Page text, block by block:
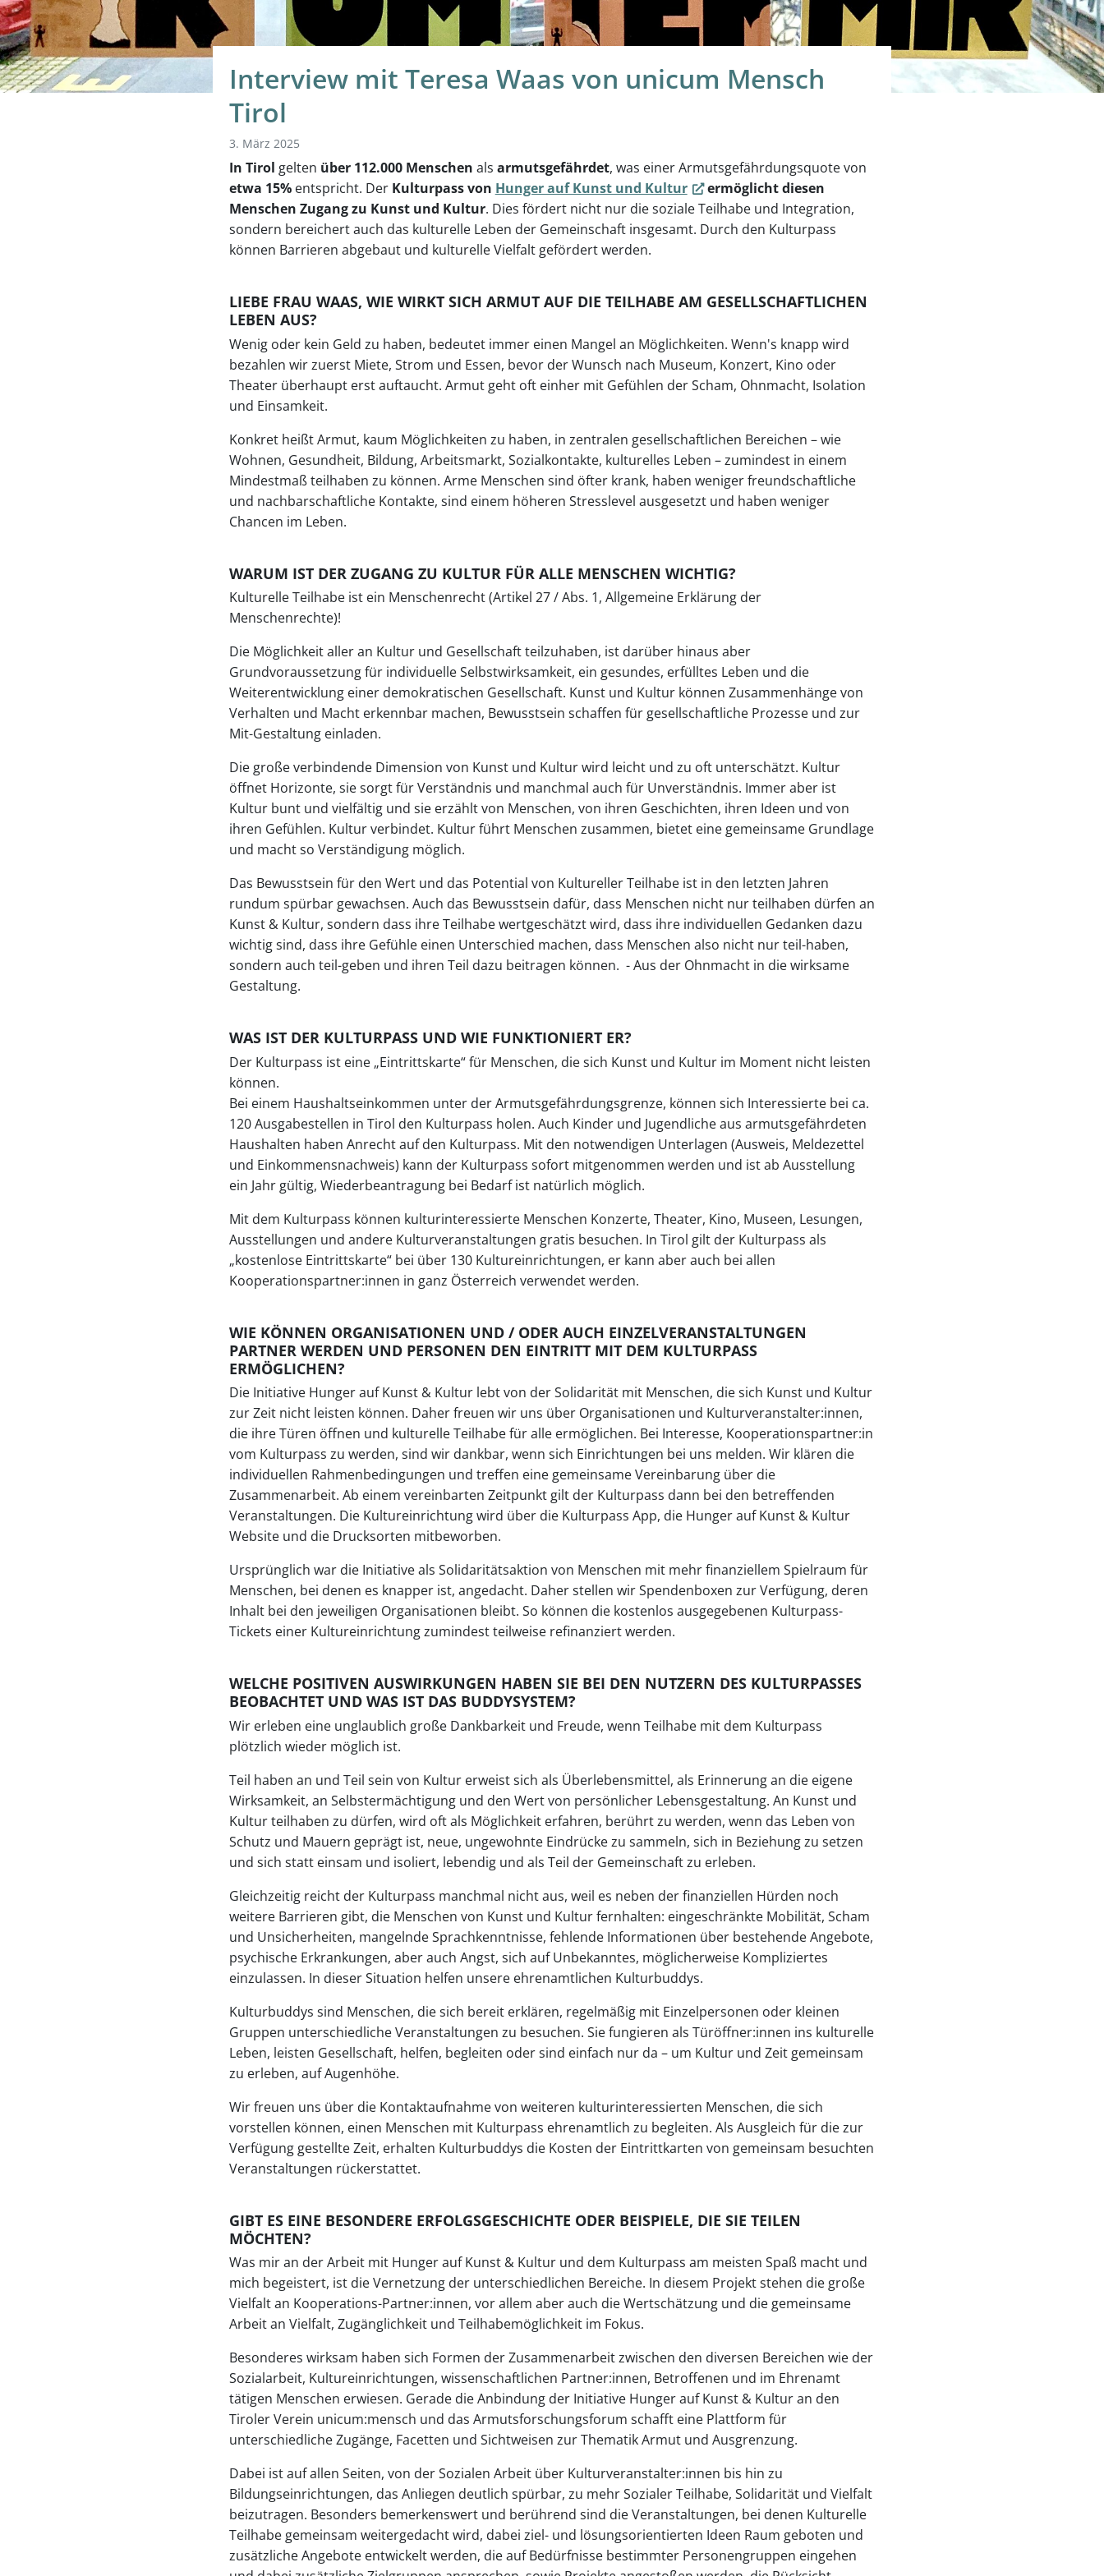
Interview mit Teresa Waas von unicum Mensch
Tirol
3. März 2025
In Tirol gelten über 112.000 Menschen als armutsgefährdet, was einer Armutsgefährdungsquote von
etwa 15% entspricht. DerKulturpass von Hunger auf Kunst und Kultur
ermöglicht diesen
Menschen Zugang zu Kunst und Kultur. Dies fördert nicht nur die soziale Teilhabe und Integration,
sondern bereichert auch das kulturelle Leben der Gemeinschaft insgesamt. Durch den Kulturpass
können Barrieren abgebaut und kulturelle Vielfalt gefördert werden.
LIEBE FRAU WAAS, WIE WIRKT SICH ARMUT AUF DIE TEILHABE AM GESELLSCHAFTLICHEN
LEBEN AUS?
Wenig oder kein Geld zu haben, bedeutet immer einen Mangel an Möglichkeiten. Wenn's knapp wird
bezahlen wir zuerst Miete, Strom und Essen, bevor der Wunsch nach Museum, Konzert, Kino oder
Theater überhaupt erst auftaucht. Armut geht oft einher mit Gefühlen der Scham, Ohnmacht, Isolation
und Einsamkeit.
Konkret heißt Armut, kaum Möglichkeiten zu haben, in zentralen gesellschaftlichen Bereichen – wie
Wohnen, Gesundheit, Bildung, Arbeitsmarkt, Sozialkontakte, kulturelles Leben – zumindest in einem
Mindestmaß teilhaben zu können. Arme Menschen sind öfter krank, haben weniger freundschaftliche
und nachbarschaftliche Kontakte, sind einem höheren Stresslevel ausgesetzt und haben weniger
Chancen im Leben.
WARUM IST DER ZUGANG ZU KULTUR FÜR ALLE MENSCHEN WICHTIG?
Kulturelle Teilhabe ist ein Menschenrecht (Artikel 27 / Abs. 1, Allgemeine Erklärung der
Menschenrechte)!
Die Möglichkeit aller an Kultur und Gesellschaft teilzuhaben, ist darüber hinaus aber
Grundvoraussetzung für individuelle Selbstwirksamkeit, ein gesundes, erfülltes Leben und die
Weiterentwicklung einer demokratischen Gesellschaft. Kunst und Kultur können Zusammenhänge von
Verhalten und Macht erkennbar machen, Bewusstsein schaffen für gesellschaftliche Prozesse und zur
Mit-Gestaltung einladen.
Die große verbindende Dimension von Kunst und Kultur wird leicht und zu oft unterschätzt. Kultur
öffnet Horizonte, sie sorgt für Verständnis und manchmal auch für Unverständnis. Immer aber ist
Kultur bunt und vielfältig und sie erzählt von Menschen, von ihren Geschichten, ihren Ideen und von
ihren Gefühlen. Kultur verbindet. Kultur führt Menschen zusammen, bietet eine gemeinsame Grundlage
und macht so Verständigung möglich.
Das Bewusstsein für den Wert und das Potential von Kultureller Teilhabe ist in den letzten Jahren
rundum spürbar gewachsen. Auch das Bewusstsein dafür, dass Menschen nicht nur teilhaben dürfen an
Kunst & Kultur, sondern dass ihre Teilhabe wertgeschätzt wird, dass ihre individuellen Gedanken dazu
wichtig sind, dass ihre Gefühle einen Unterschied machen, dass Menschen also nicht nur teil-haben,
sondern auch teil-geben und ihren Teil dazu beitragen können. - Aus der Ohnmacht in die wirksame
Gestaltung.
WAS IST DER KULTURPASS UND WIE FUNKTIONIERT ER?
Der Kulturpass ist eine „Eintrittskarte“ für Menschen, die sich Kunst und Kultur im Moment nicht leisten
können.
Bei einem Haushaltseinkommen unter der Armutsgefährdungsgrenze, können sich Interessierte bei ca.
120 Ausgabestellen in Tirol den Kulturpass holen. Auch Kinder und Jugendliche aus armutsgefährdeten
Haushalten haben Anrecht auf den Kulturpass. Mit den notwendigen Unterlagen (Ausweis, Meldezettel
und Einkommensnachweis) kann der Kulturpass sofort mitgenommen werden und ist ab Ausstellung
ein Jahr gültig, Wiederbeantragung bei Bedarf ist natürlich möglich.
Mit dem Kulturpass können kulturinteressierte Menschen Konzerte, Theater, Kino, Museen, Lesungen,
Ausstellungen und andere Kulturveranstaltungen gratis besuchen. In Tirol gilt der Kulturpass als
„kostenlose Eintrittskarte“ bei über 130 Kultureinrichtungen, er kann aber auch bei allen
Kooperationspartner:innen in ganz Österreich verwendet werden.
WIE KÖNNEN ORGANISATIONEN UND / ODER AUCH EINZELVERANSTALTUNGEN
PARTNER WERDEN UND PERSONEN DEN EINTRITT MIT DEM KULTURPASS
ERMÖGLICHEN?
Die Initiative Hunger auf Kunst & Kultur lebt von der Solidarität mit Menschen, die sich Kunst und Kultur
zur Zeit nicht leisten können. Daher freuen wir uns über Organisationen und Kulturveranstalter:innen,
die ihre Türen öffnen und kulturelle Teilhabe für alle ermöglichen. Bei Interesse, Kooperationspartner:in
vom Kulturpass zu werden, sind wir dankbar, wenn sich Einrichtungen bei uns melden. Wir klären die
individuellen Rahmenbedingungen und treffen eine gemeinsame Vereinbarung über die
Zusammenarbeit. Ab einem vereinbarten Zeitpunkt gilt der Kulturpass dann bei den betreffenden
Veranstaltungen. Die Kultureinrichtung wird über die Kulturpass App, die Hunger auf Kunst & Kultur
Website und die Drucksorten mitbeworben.
Ursprünglich war die Initiative als Solidaritätsaktion von Menschen mit mehr finanziellem Spielraum für
Menschen, bei denen es knapper ist, angedacht. Daher stellen wir Spendenboxen zur Verfügung, deren
Inhalt bei den jeweiligen Organisationen bleibt. So können die kostenlos ausgegebenen Kulturpass-
Tickets einer Kultureinrichtung zumindest teilweise refinanziert werden.
WELCHE POSITIVEN AUSWIRKUNGEN HABEN SIE BEI DEN NUTZERN DES KULTURPASSES
BEOBACHTET UND WAS IST DAS BUDDYSYSTEM?
Wir erleben eine unglaublich große Dankbarkeit und Freude, wenn Teilhabe mit dem Kulturpass
plötzlich wieder möglich ist.
Teil haben an und Teil sein von Kultur erweist sich als Überlebensmittel, als Erinnerung an die eigene
Wirksamkeit, an Selbstermächtigung und den Wert von persönlicher Lebensgestaltung. An Kunst und
Kultur teilhaben zu dürfen, wird oft als Möglichkeit erfahren, berührt zu werden, wenn das Leben von
Schutz und Mauern geprägt ist, neue, ungewohnte Eindrücke zu sammeln, sich in Beziehung zu setzen
und sich statt einsam und isoliert, lebendig und als Teil der Gemeinschaft zu erleben.
Gleichzeitig reicht der Kulturpass manchmal nicht aus, weil es neben der finanziellen Hürden noch
weitere Barrieren gibt, die Menschen von Kunst und Kultur fernhalten: eingeschränkte Mobilität, Scham
und Unsicherheiten, mangelnde Sprachkenntnisse, fehlende Informationen über bestehende Angebote,
psychische Erkrankungen, aber auch Angst, sich auf Unbekanntes, möglicherweise Kompliziertes
einzulassen. In dieser Situation helfen unsere ehrenamtlichen Kulturbuddys.
Kulturbuddys sind Menschen, die sich bereit erklären, regelmäßig mit Einzelpersonen oder kleinen
Gruppen unterschiedliche Veranstaltungen zu besuchen. Sie fungieren als Türöffner:innen ins kulturelle
Leben, leisten Gesellschaft, helfen, begleiten oder sind einfach nur da – um Kultur und Zeit gemeinsam
zu erleben, auf Augenhöhe.
Wir freuen uns über die Kontaktaufnahme von weiteren kulturinteressierten Menschen, die sich
vorstellen können, einen Menschen mit Kulturpass ehrenamtlich zu begleiten. Als Ausgleich für die zur
Verfügung gestellte Zeit, erhalten Kulturbuddys die Kosten der Eintrittkarten von gemeinsam besuchten
Veranstaltungen rückerstattet.
GIBT ES EINE BESONDERE ERFOLGSGESCHICHTE ODER BEISPIELE, DIE SIE TEILEN
MÖCHTEN?
Was mir an der Arbeit mit Hunger auf Kunst & Kultur und dem Kulturpass am meisten Spaß macht und
mich begeistert, ist die Vernetzung der unterschiedlichen Bereiche. In diesem Projekt stehen die große
Vielfalt an Kooperations-Partner:innen, vor allem aber auch die Wertschätzung und die gemeinsame
Arbeit an Vielfalt, Zugänglichkeit und Teilhabemöglichkeit im Fokus.
Besonderes wirksam haben sich Formen der Zusammenarbeit zwischen den diversen Bereichen wie der
Sozialarbeit, Kultureinrichtungen, wissenschaftlichen Partner:innen, Betroffenen und im Ehrenamt
tätigen Menschen erwiesen. Gerade die Anbindung der Initiative Hunger auf Kunst & Kultur an den
Tiroler Verein unicum:mensch und das Armutsforschungsforum schafft eine Plattform für
unterschiedliche Zugänge, Facetten und Sichtweisen zur Thematik Armut und Ausgrenzung.
Dabei ist auf allen Seiten, von der Sozialen Arbeit über Kulturveranstalter:innen bis hin zu
Bildungseinrichtungen, das Anliegen deutlich spürbar, zu mehr Sozialer Teilhabe, Solidarität und Vielfalt
beizutragen. Besonders bemerkenswert und berührend sind die Veranstaltungen, bei denen Kulturelle
Teilhabe gemeinsam weitergedacht wird, dabei ziel- und lösungsorientierten Ideen Raum geboten und
zusätzliche Angebote entwickelt werden, die auf Bedürfnisse bestimmter Personengruppen eingehen